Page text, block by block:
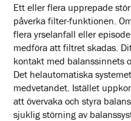
Ett eller flera upprepade
påverka filter-funktionen.
flera yrselanfall eller
medföra att filtret skadas.
kontakt med balanssinnets
Det helautomatiska
medvetandet. Istället
att övervaka och styra
sjuklig störning av